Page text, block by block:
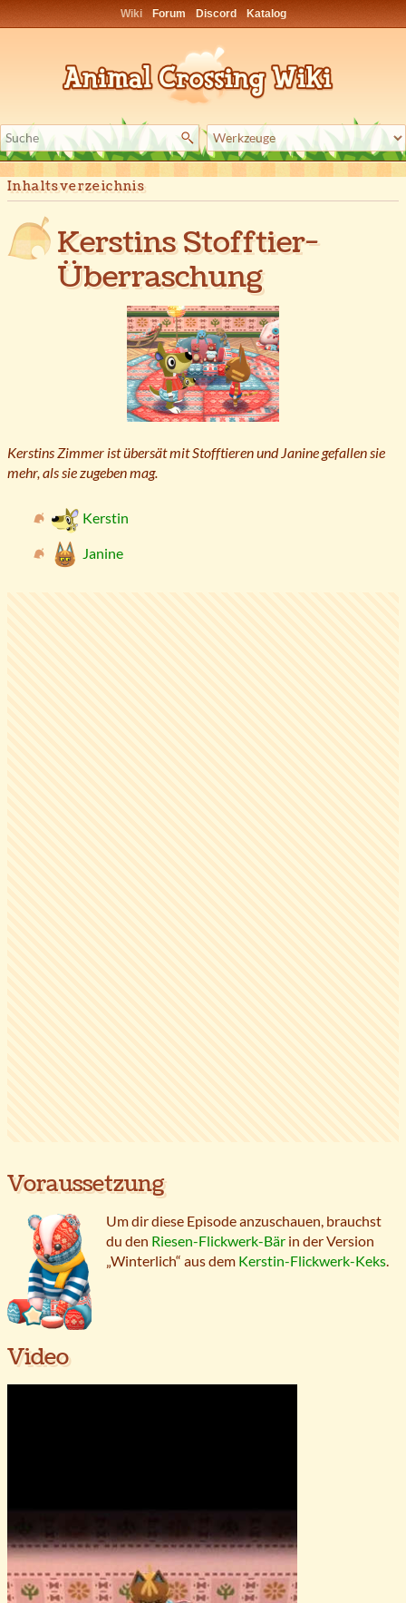
Wiki Forum Discord Katalog
Inhaltsverzeichnis
Kerstins Stofftier-
Überraschung
Kerstins Zimmer ist übersät mit Stofftieren und Janine gefallen sie
mehr, als sie zugeben mag.
Kerstin
Janine
Voraussetzung
Um dir diese Episode anzuschauen, brauchst
du den Riesen-Flickwerk-Bär in der Version
„Winterlich“ aus dem Kerstin-Flickwerk-Keks.
Video